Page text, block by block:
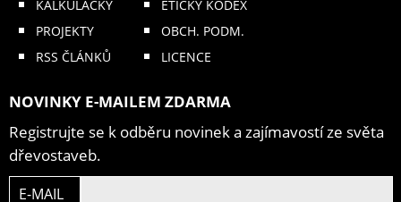
KALKULAČKY
PROJEKTY
RSS ČLÁNKŮ
ETICKÝ KODEX
OBCH. PODM.
LICENCE
NOVINKY E-MAILEM ZDARMA
Registrujte se k odběru novinek a zajímavostí ze světa
dřevostaveb.
E-MAIL